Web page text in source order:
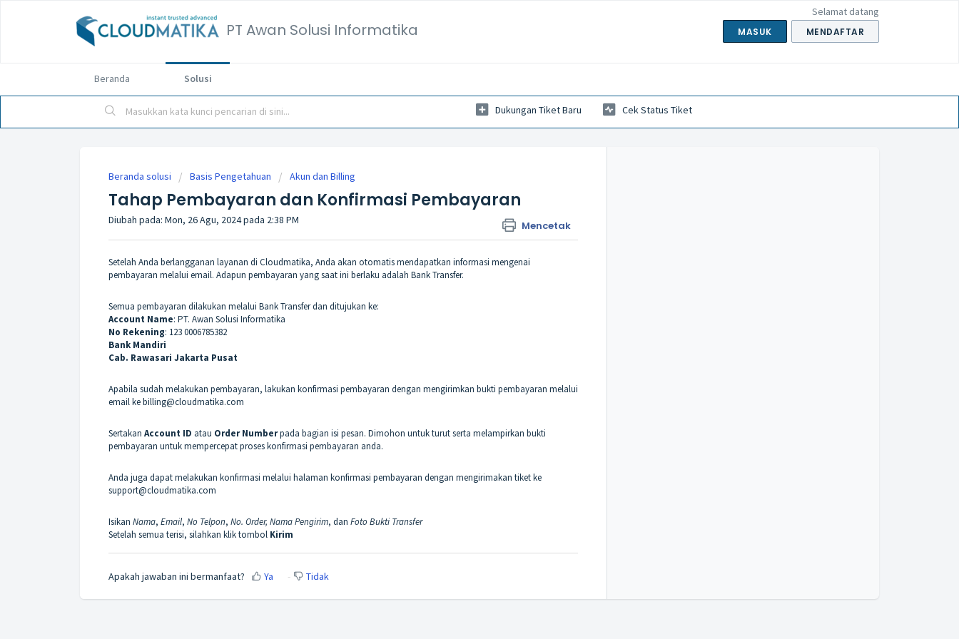
PT Awan Solusi Informatika
Selamat datang
MASUK MENDAFTAR
Beranda Solusi
Dukungan Tiket Baru Cek Status Tiket
Beranda solusi Basis Pengetahuan Akun dan Billing
Tahap Pembayaran dan Konfirmasi Pembayaran
Mencetak
Diubah pada: Mon, 26 Agu, 2024 pada 2:38 PM
Setelah Anda berlangganan layanan di Cloudmatika, Anda akan otomatis mendapatkan informasi mengenai
pembayaran melalui email. Adapun pembayaran yang saat ini berlaku adalah Bank Transfer.
Semua pembayaran dilakukan melalui Bank Transfer dan ditujukan ke:
Account Name: PT. Awan Solusi Informatika
No Rekening: 123 0006785382
Bank Mandiri
Cab. Rawasari Jakarta Pusat
Apabila sudah melakukan pembayaran, lakukan konfirmasi pembayaran dengan mengirimkan bukti pembayaran melalui
email ke billing@cloudmatika.com
Sertakan Account ID atau Order Numberpada bagian isi pesan. Dimohon untuk turut serta melampirkan bukti
pembayaran untuk mempercepat proses konfirmasi pembayaran anda.
Anda juga dapat melakukan konfirmasi melalui halaman konfirmasi pembayaran dengan mengirimakan tiket ke
support@cloudmatika.com
Isikan Nama, Email, No Telpon, No. Order, Nama Pengirim, dan Foto Bukti Transfer
Setelah semua terisi, silahkan klik tombol Kirim
Apakah jawaban ini bermanfaat? Ya Tidak